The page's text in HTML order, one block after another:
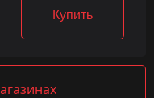
Купить